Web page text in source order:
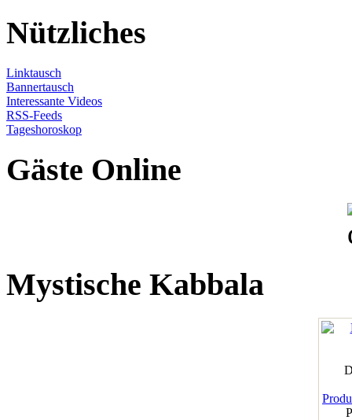
Nützliches
Linktausch
Bannertausch
Interessante Videos
RSS-Feeds
Tageshoroskop
Gäste Online
Mystische Kabbala